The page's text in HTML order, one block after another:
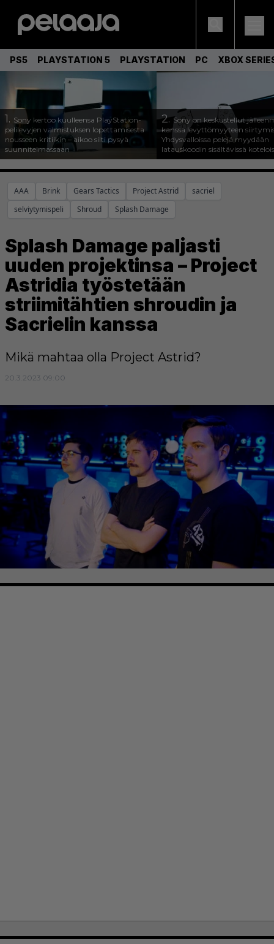
PS5 PLAYSTATION 5 PLAYSTATION PC XBOX
1. Sony kertoo kuulleensa PlayStation-
pelilevyjen valmistuksen lopettamisesta
nousseen kritiikin – aikoo silti pysyä
suunnitelmassaan
2.Sony on keskustellut
kanssa levyttömyyteen
Yhdysvalloissa pelejä myydään
latauskoodin sisältävissä
AAA Brink Gears Tactics Project Astrid
sacriel
selviytymispeli
Shroud Splash Damage
Splash Damage paljasti
uuden projektinsa – Project
Astridia työstetään
striimitähtien shroudin ja
Sacrielin kanssa
Mikä mahtaa olla Project Astrid?
20.3.2023 09:00